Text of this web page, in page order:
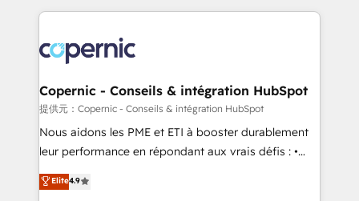
lasts. So if you're ready to become the most trusted
voice in your market, let’s talk.
HubSpot's Global Partner of the Year in 2024,
worldwide, and with over 15 years in the ecosystem,
Huble has built a track record that speaks for itself.
One company, one operating model, delivering
across offices and consulting teams in the UK, USA,
Canada, Germany, France, Belgium, Singapore, and
South Africa. Certified compliant with ISO/IEC
international offices and 175+ employees.
Copernic - Conseils & intégration HubSpot
提供元：Copernic - Conseils & intégration HubSpot
Nous aidons les PME et ETI à booster durablement
leur performance en répondant aux vrais défis : •
Intégration de HubSpot avec d’autres outils (ERP,
téléphonie, etc.) • Alignement des équipes grâce à un
Elite4.9